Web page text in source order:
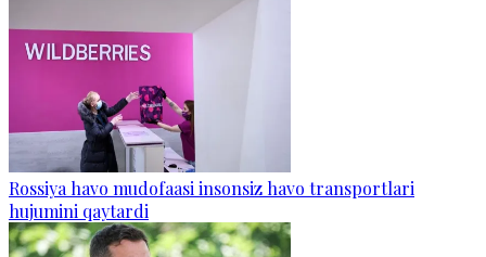
Rossiya havo mudofaasi insonsiz havo transportlari
hujumini qaytardi